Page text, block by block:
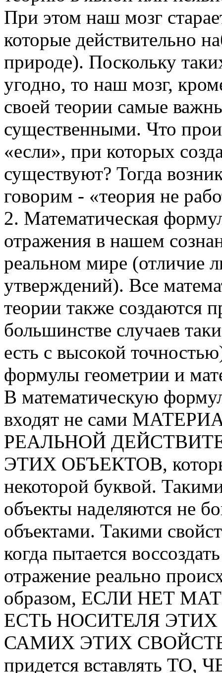
При этом наш мозг
которые действительно
природе). Поскольку
угодно, то наш мозг,
своей теории самые
существенными. Что
«если», при которых
существуют? Тогда
говорим - «теория не
2. Математическая
отражения в нашем
реальном мире (отличие
утверждений). Все
теории также создаются
большинстве случаев
есть с высокой
формулы геометрии и
В математическую
входят не сами
РЕАЛЬНОЙ
ЭТИХ ОБЪЕКТОВ,
некоторой буквой.
объекты наделяются не
объектами. Такими
когда пытается
отражение реально
образом, ЕСЛИ НЕТ
ЕСТЬ НОСИТЕЛЯ
САМИХ ЭТИХ СВОЙСТВ.
придется вставлять